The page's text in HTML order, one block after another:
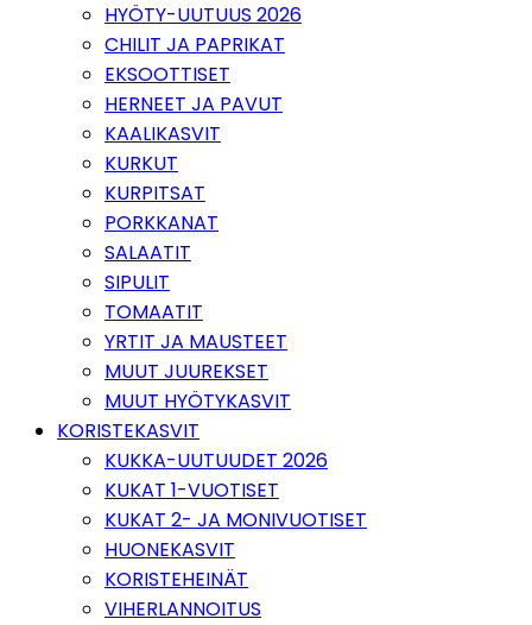
HYÖTY-UUTUUS 2026
CHILIT JA PAPRIKAT
EKSOOTTISET
HERNEET JA PAVUT
KAALIKASVIT
KURKUT
KURPITSAT
PORKKANAT
SALAATIT
SIPULIT
TOMAATIT
YRTIT JA MAUSTEET
MUUT JUUREKSET
MUUT HYÖTYKASVIT
KORISTEKASVIT
KUKKA-UUTUUDET 2026
KUKAT 1-VUOTISET
KUKAT 2- JA MONIVUOTISET
HUONEKASVIT
KORISTEHEINÄT
VIHERLANNOITUS